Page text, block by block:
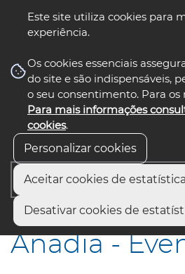
Este site utiliza cookies para
experiência.
Os cookies essenciais
do site e são indispensáveis,
o seu consentimento. Para os
Para mais informações
cookies.
Personalizar cookies
Aceitar cookies de estatística
Desativar cookies de
nos
Início Anadia -
Anadia -